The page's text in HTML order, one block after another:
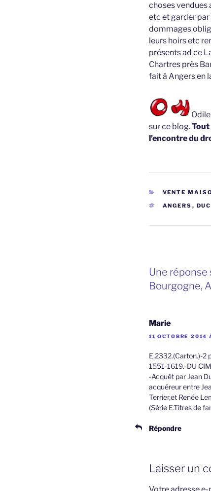
choses vendues
etc et garder
dommages
leurs hoirs etc
présents ad ce
Chartres près
fait à Angers en
sur ce blog.Tout
l’encontre du
CATÉGORIES
VENTE
ÉTIQUETTES
ANGERS ,
Une réponse
Bourgogne,
Marie
11 OCTOBRE 2014
E.2332.(Carton.)-2
1551-1619.-DU
-Acquêt par Jean
acquéreur entre
Terrier,et Renée
(Série E.Titres de
Répondre
Laisser un